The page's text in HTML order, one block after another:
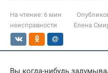
На чтение: 6 мин
неисправности
Елена
Вы когда-нибудь